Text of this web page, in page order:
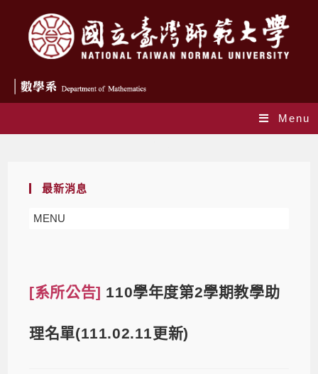
Menu
最新消息
MENU
[系所公告] 110學年度第2學期教學助
理名單(111.02.11更新)